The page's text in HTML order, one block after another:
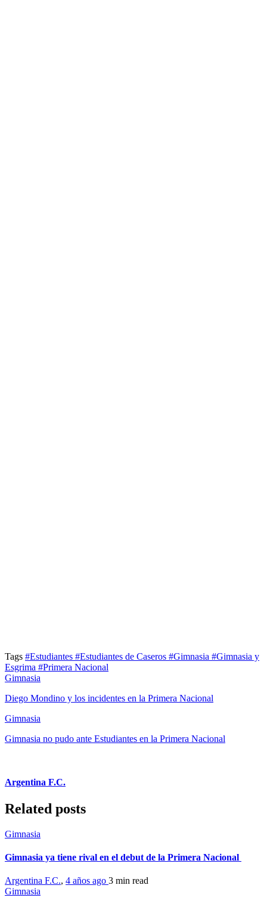
Tags #Estudiantes #Estudiantes de Caseros #Gimnasia #Gimnasia y
Esgrima #Primera Nacional
Gimnasia
Diego Mondino y los incidentes en la Primera Nacional
Gimnasia
Gimnasia no pudo ante Estudiantes en la Primera Nacional
Argentina F.C.
Related posts
Gimnasia
Gimnasia ya tiene rival en el debut de la Primera Nacional
Argentina F.C., 4 años ago 3 min read
Gimnasia